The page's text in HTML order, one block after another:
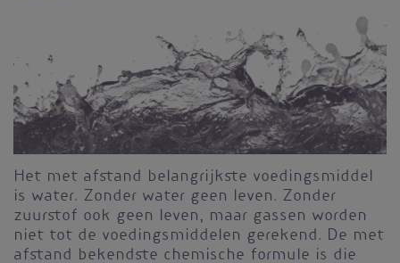
Het met afstand belangrijkste voedingsmiddel
is water. Zonder water geen leven. Zonder
zuurstof ook geen leven, maar gassen worden
niet tot de voedingsmiddelen gerekend. De met
afstand bekendste chemische formule is die